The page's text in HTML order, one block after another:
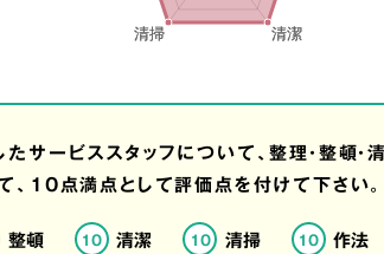
サービススタッフについて、整理・整頓・
、10点満点として評価点を付けて下さい。
整頓 10 清潔 10 清掃 10 作法